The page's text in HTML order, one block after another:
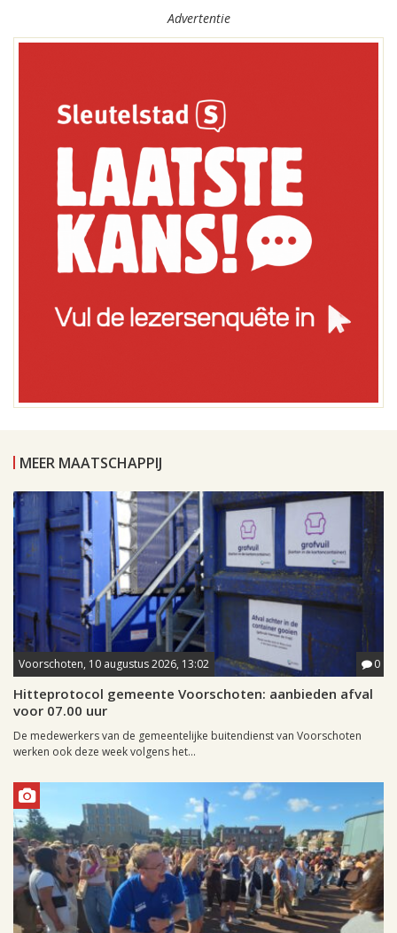
Advertentie
MEER MAATSCHAPPIJ
Voorschoten, 10 augustus 2026, 13:02 0
Hitteprotocol gemeente Voorschoten: aanbieden afval
voor 07.00 uur
De medewerkers van de gemeentelijke buitendienst van Voorschoten
werken ook deze week volgens het...